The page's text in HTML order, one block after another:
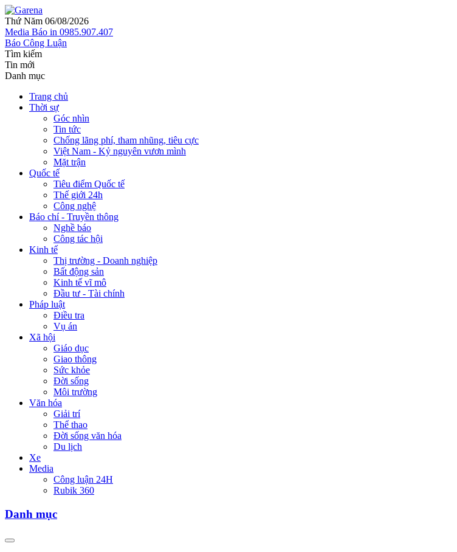
Thứ Năm 06/08/2026
Media Báo in 0985.907.407
Báo Công Luận
Tìm kiếm
Tin mới
Danh mục
Trang chủ
Thời sự
Góc nhìn
Tin tức
Chống lãng phí, tham nhũng, tiêu cực
Việt Nam - Kỷ nguyên vươn mình
Mặt trận
Quốc tế
Tiêu điểm Quốc tế
Thế giới 24h
Công nghệ
Báo chí - Truyền thông
Nghề báo
Công tác hội
Kinh tế
Thị trường - Doanh nghiệp
Bất động sản
Kinh tế vĩ mô
Đầu tư - Tài chính
Pháp luật
Điều tra
Vụ án
Xã hội
Giáo dục
Giao thông
Sức khỏe
Đời sống
Môi trường
Văn hóa
Giải trí
Thể thao
Đời sống văn hóa
Du lịch
Xe
Media
Công luận 24H
Rubik 360
Danh mục